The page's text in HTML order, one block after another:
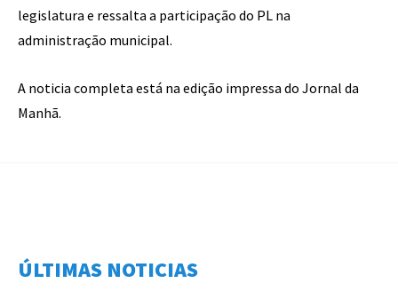
legislatura e ressalta a participação do PL na
administração municipal.
A noticia completa está na edição impressa do Jornal da
Manhã.
ÚLTIMAS NOTICIAS